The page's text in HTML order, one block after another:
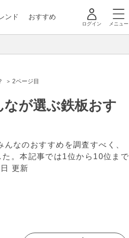
ンド おすすめ
ログイン メニュー
2ページ目
が選ぶ鉄板おす
なのおすすめを調査すべく、
。本記事では1位から10位まで
更新